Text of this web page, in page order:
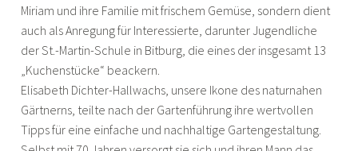
Miriam und ihre Familie mit frischem Gemüse, sondern dient
auch als Anregung für Interessierte, darunter Jugendliche
der St.-Martin-Schule in Bitburg, die eines der insgesamt 13
„Kuchenstücke“ beackern.
Elisabeth Dichter-Hallwachs, unsere Ikone des naturnahen
Gärtnerns, teilte nach der Gartenführung ihre wertvollen
Tipps für eine einfache und nachhaltige Gartengestaltung.